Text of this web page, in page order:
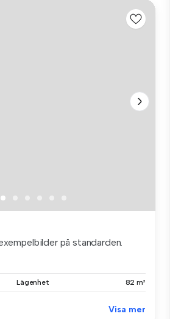
på standarden.
Lägenhet 82 m²
Visa mer